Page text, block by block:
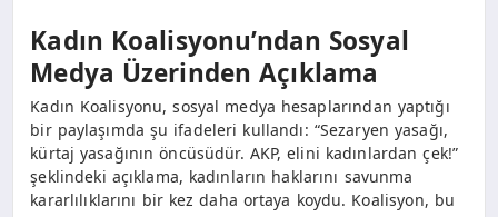
Kadın Koalisyonu’ndan Sosyal
Medya Üzerinden Açıklama
Kadın Koalisyonu, sosyal medya hesaplarından yaptığı
bir paylaşımda şu ifadeleri kullandı: “Sezaryen yasağı,
kürtaj yasağının öncüsüdür. AKP, elini kadınlardan çek!”
şeklindeki açıklama, kadınların haklarını savunma
kararlılıklarını bir kez daha ortaya koydu. Koalisyon, bu